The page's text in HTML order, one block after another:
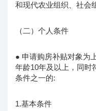
和现代农业组织、社会
（二）个人条件
● 申请购房补贴对象为
年龄10年及以上，同时
条件之一的:
1.基本条件